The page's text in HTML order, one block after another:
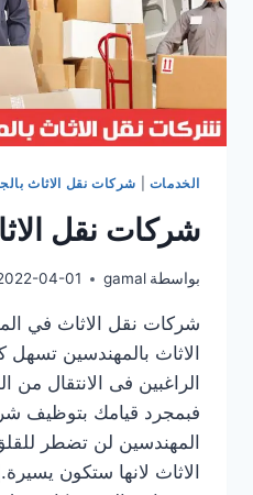
الخدمات شركات نقل الاثاث
شركات نقل
بواسطة gamal
04-01
شركات نقل الاثاث في
الاثاث بالمهندسين تسهل
الراغبين فى الانتقال من
فبمجرد قيامك بتوظيف
المهندسين لن تضطر
الاثاث لانها ستكون